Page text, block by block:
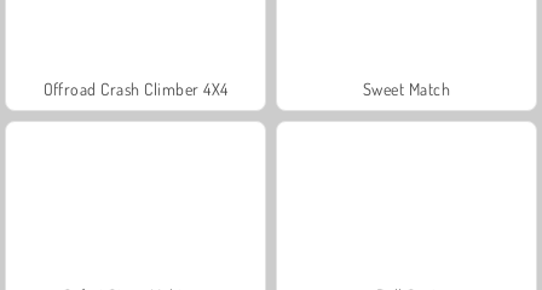
Offroad Crash Climber 4X4 Sweet Match